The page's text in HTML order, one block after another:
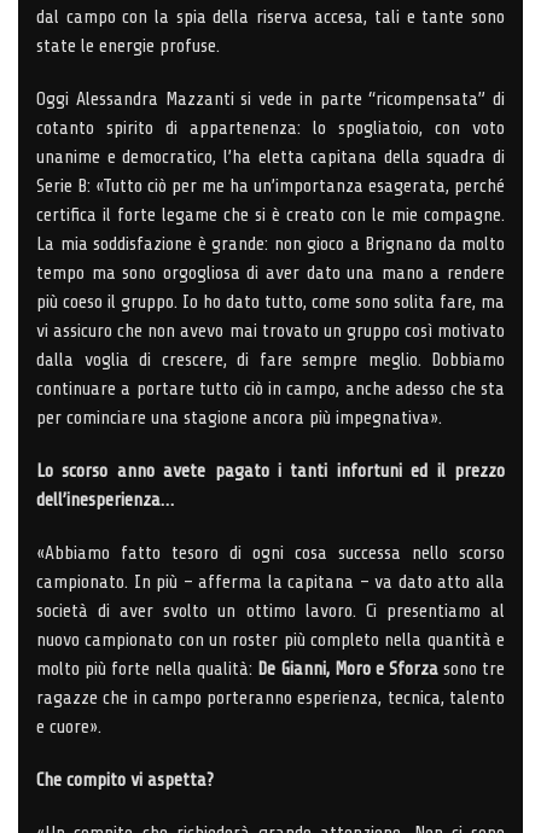
dal campo con la spia della riserva accesa, tali e tante sono
state le energie profuse.
Oggi Alessandra Mazzanti si vede in parte “ricompensata” di
cotanto spirito di appartenenza: lo spogliatoio, con voto
unanime e democratico, l’ha eletta capitana della squadra di
Serie B: «Tutto ciò per me ha un’importanza esagerata, perché
certifica il forte legame che si è creato con le mie compagne.
La mia soddisfazione è grande: non gioco a Brignano da molto
tempo ma sono orgogliosa di aver dato una mano a rendere
più coeso il gruppo. Io ho dato tutto, come sono solita fare, ma
vi assicuro che non avevo mai trovato un gruppo così motivato
dalla voglia di crescere, di fare sempre meglio. Dobbiamo
continuare a portare tutto ciò in campo, anche adesso che sta
per cominciare una stagione ancora più impegnativa».
Lo scorso anno avete pagato i tanti infortuni ed il prezzo
dell’inesperienza…
«Abbiamo fatto tesoro di ogni cosa successa nello scorso
campionato. In più – afferma la capitana – va dato atto alla
società di aver svolto un ottimo lavoro. Ci presentiamo al
nuovo campionato con un roster più completo nella quantità e
molto più forte nella qualità: De Gianni, Moro e Sforzasono tre
ragazze che in campo porteranno esperienza, tecnica, talento
e cuore».
Che compito vi aspetta?